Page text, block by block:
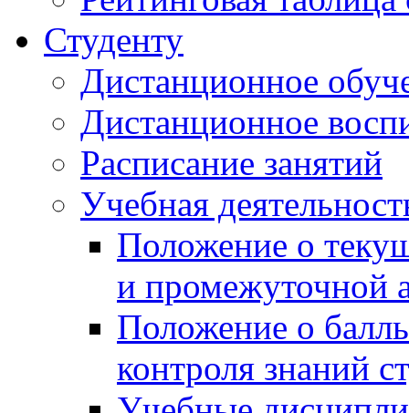
Студенту
Дистанционное
Дистанционное
Расписание занятий
Учебная
Положение о
и промежуточной
Положение о
контроля знаний